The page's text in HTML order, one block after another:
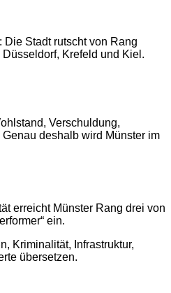
Stadt rutscht von Rang
Krefeld und Kiel.
Verschuldung,
deshalb wird Münster im
erreicht Münster Rang drei von
ein.
Kriminalität, Infrastruktur,
übersetzen.